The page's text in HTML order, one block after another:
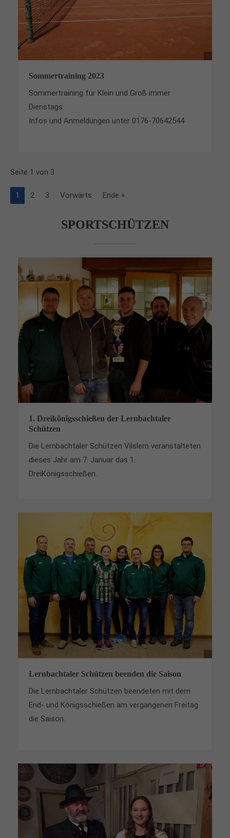
Sommertraining 2023
Sommertraining für Klein und Groß immer
Dienstags.
Infos und Anmeldungen unter 0176-70642544
Seite 1 von 3
1 2 3 Vorwärts Ende »
SPORTSCHÜTZEN
1. Dreikönigsschießen der Lernbachtaler
Schützen
Die Lernbachtaler Schützen Vilslern veranstalteten
dieses Jahr am 7. Januar das 1.
DreiKönigsschießen.
Lernbachtaler Schützen beenden die Saison
Die Lernbachtaler Schützen beendeten mit dem
End- und Königsschießen am vergangenen Freitag
die Saison.